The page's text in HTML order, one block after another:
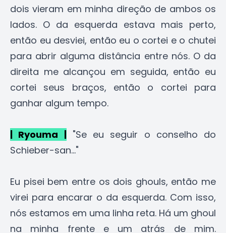
dois vieram em minha direção de ambos os
lados. O da esquerda estava mais perto,
então eu desviei, então eu o cortei e o chutei
para abrir alguma distância entre nós. O da
direita me alcançou em seguida, então eu
cortei seus braços, então o cortei para
ganhar algum tempo.
| Ryouma |"Se eu seguir o conselho do
Schieber-san..."
Eu pisei bem entre os dois ghouls, então me
virei para encarar o da esquerda. Com isso,
nós estamos em uma linha reta. Há um ghoul
na minha frente e um atrás de mim.